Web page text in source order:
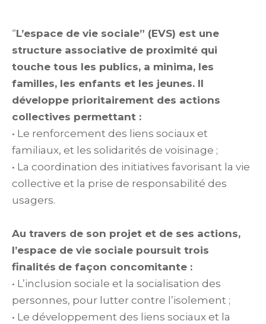
“L’espace de vie sociale” (EVS) est une
structure associative de proximité qui
touche tous les publics, a minima, les
familles, les enfants et les jeunes. Il
développe prioritairement des actions
collectives permettant :
• Le renforcement des liens sociaux et
familiaux, et les solidarités de voisinage ;
• La coordination des initiatives favorisant la vie
collective et la prise de responsabilité des
usagers.
Au travers de son projet et de ses actions,
l’espace de vie sociale poursuit trois
finalités de façon concomitante :
• L’inclusion sociale et la socialisation des
personnes, pour lutter contre l’isolement ;
• Le développement des liens sociaux et la